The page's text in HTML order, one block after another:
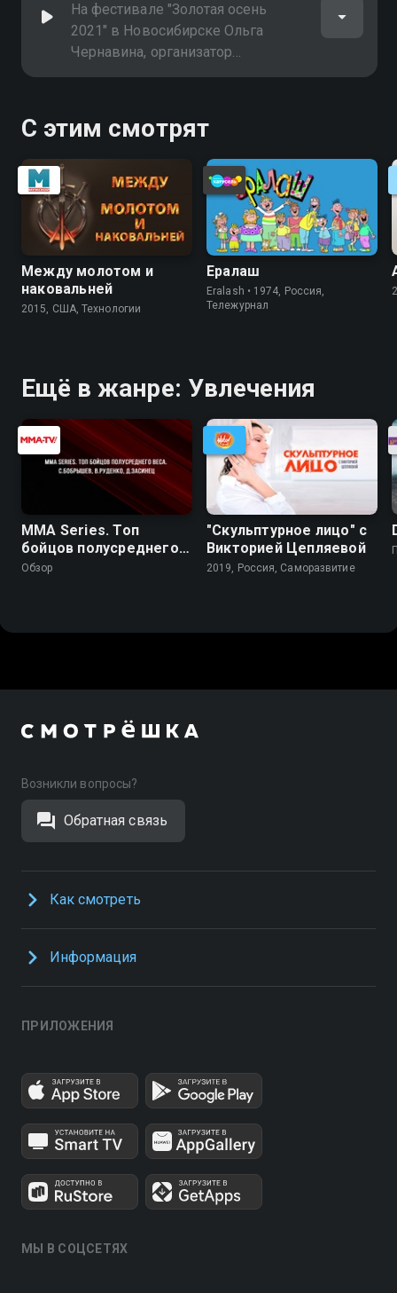
результатов
На фестивале "Золотая осень
2021" в Новосибирске Ольга
Чернавина, организатор
мероприятия, поделится
С этим смотрят
Между молотом и
наковальней
2015, США, Технологии
Ералаш
Eralash • 1974, Россия,
Тележурнал
Ещё в жанре: Увлечения
MMA Series. Топ
бойцов полусреднего
веса. С.Бобрышев,
Обзор
"Скульптурное лицо" с
Викторией Цепляевой
2019, Россия, Саморазвитие
Возникли вопросы?
Обратная связь
Как смотреть
Информация
ПРИЛОЖЕНИЯ
МЫ В СОЦСЕТЯХ